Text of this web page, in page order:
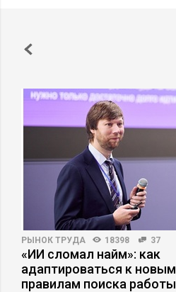
РЫНОК ТРУДА 18398 37
«ИИ сломал найм»: как
адаптироваться к новым
правилам поиска работы